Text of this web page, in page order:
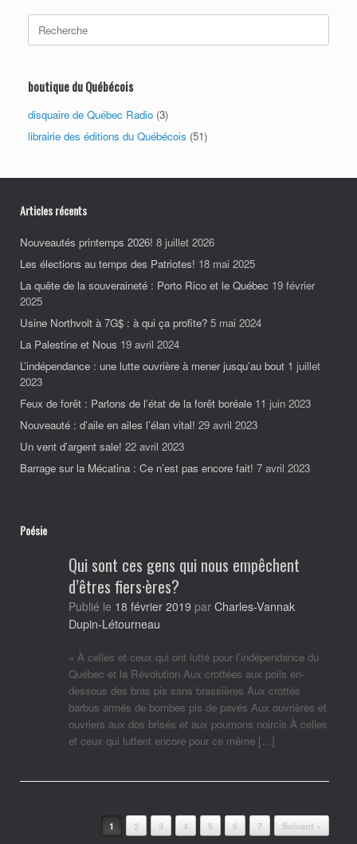
Search
for:
boutique du Québécois
disquaire de Québec Radio (3)
librairie des éditions du Québécois (51)
Articles récents
Nouveautés printemps 2026! 8 juillet 2026
Les élections au temps des Patriotes! 18 mai 2025
La quête de la souveraineté : Porto Rico et le Québec 19 février
2025
Usine Northvolt à 7G$ : à qui ça profite? 5 mai 2024
La Palestine et Nous 19 avril 2024
L’indépendance : une lutte ouvrière à mener jusqu’au bout 1 juillet
2023
Feux de forêt : Parlons de l’état de la forêt boréale 11 juin 2023
Nouveauté : d’aile en ailes l’élan vital! 29 avril 2023
Un vent d’argent sale! 22 avril 2023
Barrage sur la Mécatina : Ce n’est pas encore fait! 7 avril 2023
Poésie
Qui sont ces gens qui nous empêchent
d’êtres fiers·ères?
Publié le 18 février 2019 par Charles-Vannak
Dupin-Létourneau
« À celles et ceux qui ont lutté pour l’indépendance du
Québec et la Révolution Aux crottées aux poils en-
dessous des bras pis sans brassières Aux crottés
barbus armés de bombes pis de pavés Aux ouvrières et
ouvriers aux dos brisés et aux poumons noircis À celles
et ceux qui luttent encore pour ce même […]
1 2 3 4 5 6 7 Suivant »